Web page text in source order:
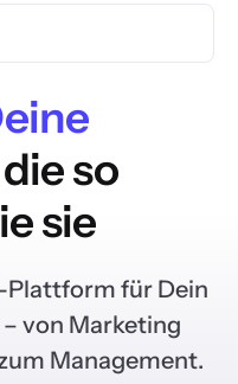
so
sie
Plattform für Dein
von Marketing
Management.